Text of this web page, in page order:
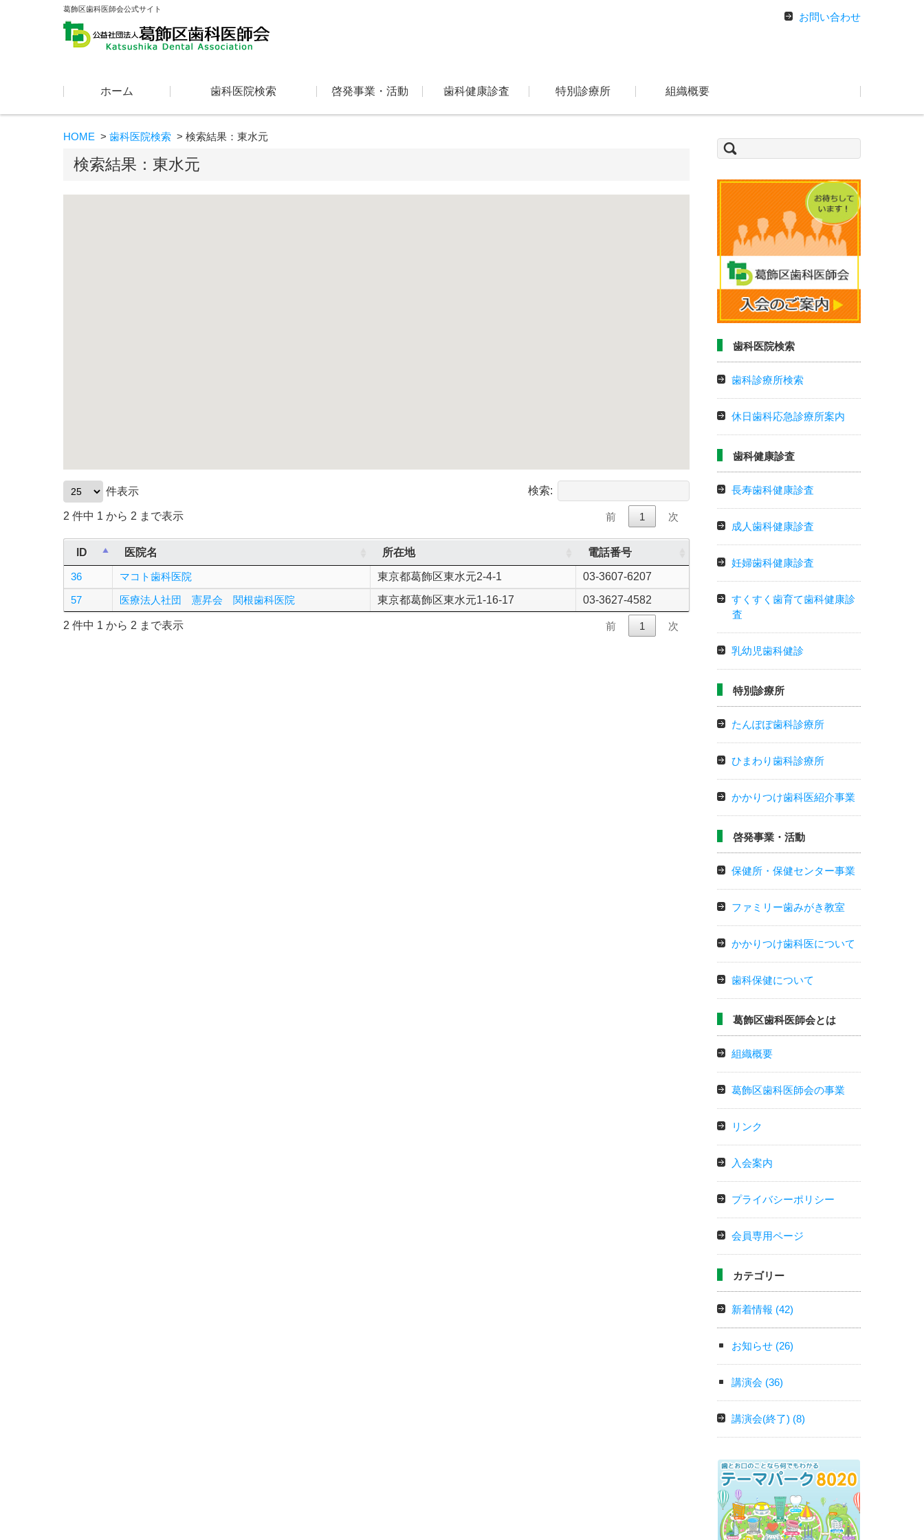
葛飾区歯科医師会公式サイト
お問い合わせ
ホーム
歯科医院検索 啓発事業・活動 歯科健康診査 特別診療所 組織概要
HOME 歯科医院検索 検索結果：東水元
検索結果：東水元
件表示 検索:
2 件中 1 から 2 まで表示 前 1 次
ID 医院名 所在地 電話番号
36 マコト歯科医院 東京都葛飾区東水元2-4-1
03-3607-6207
57
医療法人社団 憲昇会 関根歯科医院 東京都葛飾区東水元1-16-17 03-3627-4582
2 件中 1 から 2 まで表示 前 1 次
索:
歯科医院検索
歯科診療所検索
休日歯科応急診療所案内
歯科健康診査
長寿歯科健康診査
成人歯科健康診査
妊婦歯科健康診査
すくすく歯育て歯科健康診
査
乳幼児歯科健診
特別診療所
たんぽぽ歯科診療所
ひまわり歯科診療所
かかりつけ歯科医紹介事業
啓発事業・活動
保健所・保健センター事業
ファミリー歯みがき教室
かかりつけ歯科医について
歯科保健について
葛飾区歯科医師会とは
組織概要
葛飾区歯科医師会の事業
リンク
入会案内
プライバシーポリシー
会員専用ページ
カテゴリー
新着情報 (42)
お知らせ (26)
講演会 (36)
講演会(終了) (8)